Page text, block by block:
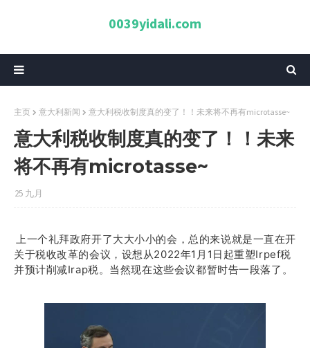
0039yidali.com
主页 意大利新闻 意大利税收制度真的变了！！未来将不再有microtasse~
意大利税收制度真的变了！！未来
将不再有microtasse~
25 九月
上一个礼拜政府开了大大小小的会，总的来说就是一直在开
关于税收改革的会议，设想从2022年1月1日起重塑Irpef税
并预计削减Irap税。当然现在这些会议都暂时告一段落了。